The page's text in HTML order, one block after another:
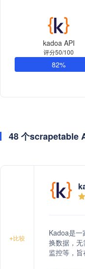
kadoa API
评分50/100
82%
48 个scrapetable
+比较
Kadoa是
换数据，
监控等，